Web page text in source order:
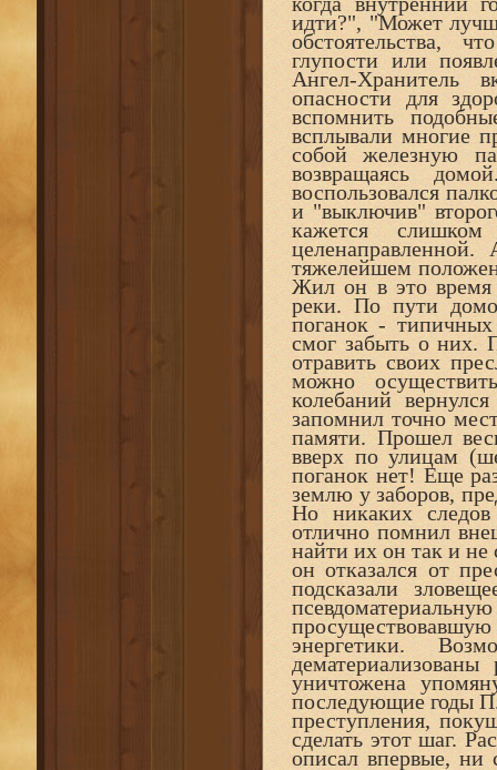
идти?", "Может
обстоятельства,
глупости или
Ангел-Хранитель
опасности для
вспомнить
всплывали многие
собой железную
возвращаясь
воспользовался
и "выключив"
кажется
тяжелейшем
Жил он в это
реки. По пути
поганок -
смог забыть о них.
отравить своих
можно
колебаний
запомнил точно
памяти. Прошел
вверх по улицам
поганок нет! Еще
землю у заборов,
Но никаких
отлично помнил
найти их он так и не
он отказался от
подсказали
энергетики.
уничтожена
последующие годы
преступления,
сделать этот шаг.
описал впервые, ни